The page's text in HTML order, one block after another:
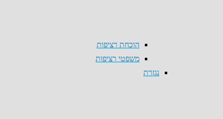
הוכחת רציפות
משפטי רציפות
נגזרת